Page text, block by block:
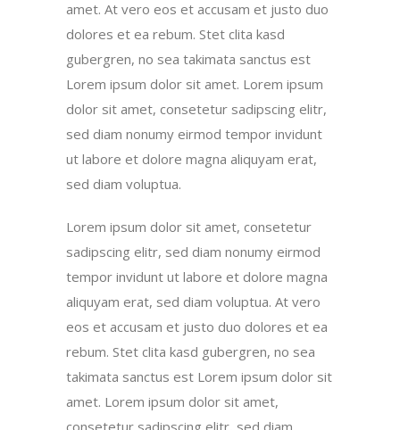
amet. At vero eos et accusam et justo duo
dolores et ea rebum. Stet clita kasd
gubergren, no sea takimata sanctus est
Lorem ipsum dolor sit amet. Lorem ipsum
dolor sit amet, consetetur sadipscing elitr,
sed diam nonumy eirmod tempor invidunt
ut labore et dolore magna aliquyam erat,
sed diam voluptua.
Lorem ipsum dolor sit amet, consetetur
sadipscing elitr, sed diam nonumy eirmod
tempor invidunt ut labore et dolore magna
aliquyam erat, sed diam voluptua. At vero
eos et accusam et justo duo dolores et ea
rebum. Stet clita kasd gubergren, no sea
takimata sanctus est Lorem ipsum dolor sit
amet. Lorem ipsum dolor sit amet,
consetetur sadipscing elitr, sed diam